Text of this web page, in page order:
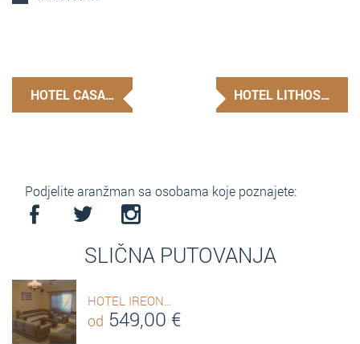
HOTEL CASA… HOTEL LITHOS…
Podjelite aranžman sa osobama koje poznajete:
SLIČNA PUTOVANJA
HOTEL IREON…
od 549,00 €